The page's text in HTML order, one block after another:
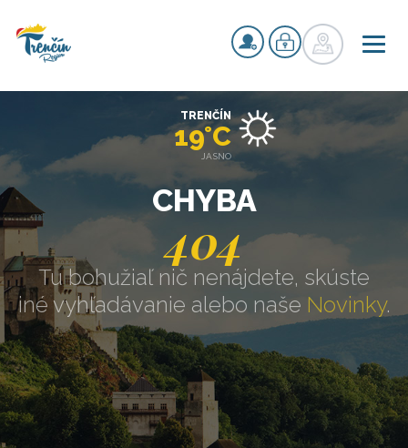
CHYBA
404
Tu bohužiaľ nič nenájdete, skúste
iné vyhľadávanie alebo naše Novinky.
TRENČÍN
19°C
JASNO